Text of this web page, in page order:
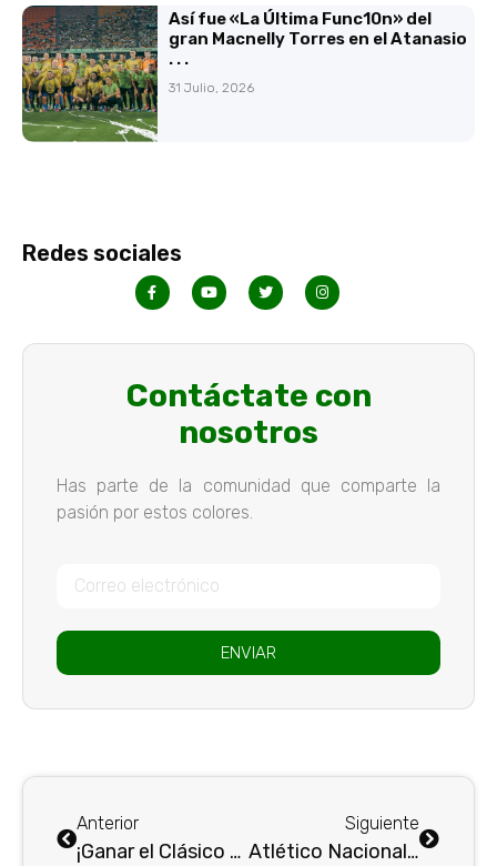
Así fue «La Última Func10n» del
gran Macnelly Torres en el Atanasio
. . .
31 Julio, 2026
Redes sociales
Contáctate con
nosotros
Has parte de la comunidad que comparte la
pasión por estos colores.
ENVIAR
Anterior
¡Ganar el Clásico Paisa para asegurar clasificación! . .
Siguiente
Atlético Nacional visita a Llaneros FC